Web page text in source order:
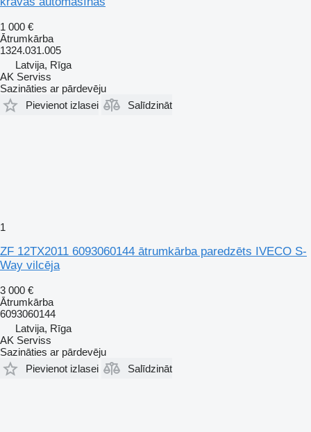
1 000 €
Ātrumkārba
1324.031.005
Latvija, Rīga
AK Serviss
Sazināties ar pārdevēju
Pievienot izlasei
Salīdzināt
1
ZF 12TX2011 6093060144 ātrumkārba paredzēts IVECO S-
Way vilcēja
3 000 €
Ātrumkārba
6093060144
Latvija, Rīga
AK Serviss
Sazināties ar pārdevēju
Pievienot izlasei
Salīdzināt